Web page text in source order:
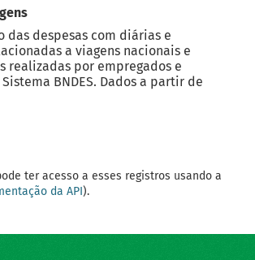
das despesas com diárias e
a viagens nacionais e
realizadas por empregados e
BNDES. Dados a partir de
ter acesso a esses registros usando a
da API).